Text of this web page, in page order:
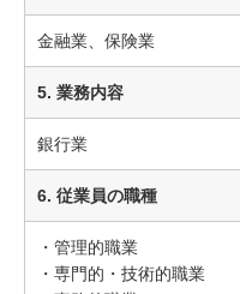
金融業、保険業
5. 業務内容
銀行業
6. 従業員の職種
・管理的職業
・専門的・技術的職業